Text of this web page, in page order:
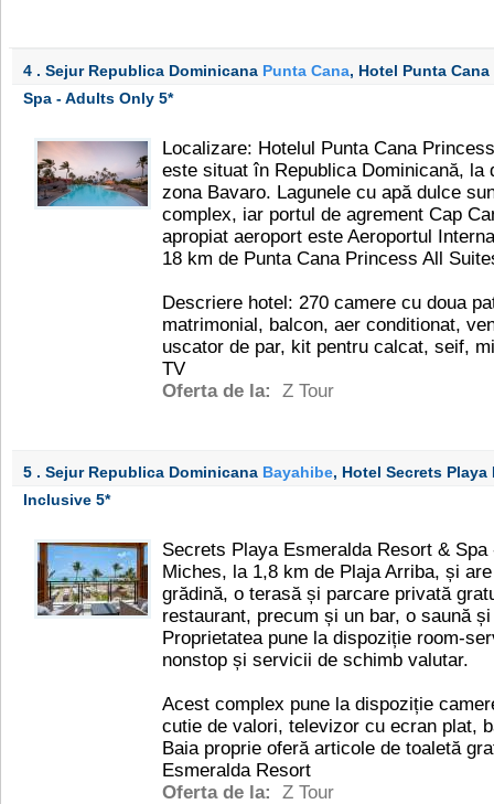
4 . Sejur Republica Dominicana Punta Cana, Hotel Punta
Spa - Adults Only 5*
Localizare: Hotelul Punta Cana
este situat în Republica Dominicană, la
zona Bavaro. Lagunele cu apă dulce
complex, iar portul de agrement Cap
apropiat aeroport este Aeroportul
18 km de Punta Cana Princess All
Descriere hotel: 270 camere cu doua
matrimonial, balcon, aer conditionat,
uscator de par, kit pentru calcat, seif,
TV
Oferta de la:
Z Tour
5 . Sejur Republica Dominicana Bayahibe, Hotel Secrets Playa
Inclusive 5*
Secrets Playa Esmeralda Resort &
Miches, la 1,8 km de Plaja Arriba, și
grădină, o terasă și parcare privată
restaurant, precum și un bar, o saună
Proprietatea pune la dispoziție room-
nonstop și servicii de schimb valutar.
Acest complex pune la dispoziție
cutie de valori, televizor cu ecran plat,
Baia proprie oferă articole de toaletă
Esmeralda Resort
Oferta de la:
Z Tour